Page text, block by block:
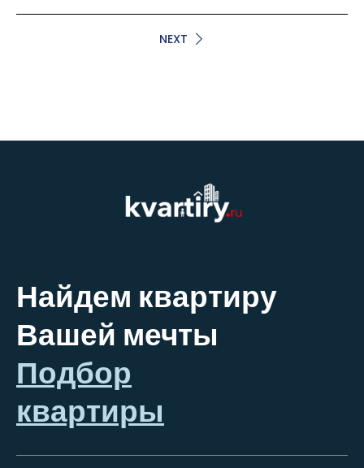
NEXT
Найдем квартиру
Вашей мечты
Подбор
квартиры